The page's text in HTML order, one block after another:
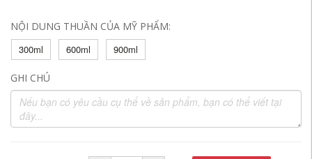
NỘI DUNG THUẦN CỦA MỸ PHẨM:
300ml
600ml 900ml
GHI CHÚ